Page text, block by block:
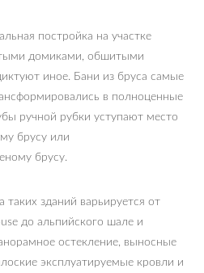
постройка на участке
домиками, обшитыми
иное. Бани из бруса самые
в полноценные
ручной рубки уступают место
брусу или
брусу.
зданий варьируется от
до альпийского шале и
остекление, выносные
эксплуатируемые кровли и